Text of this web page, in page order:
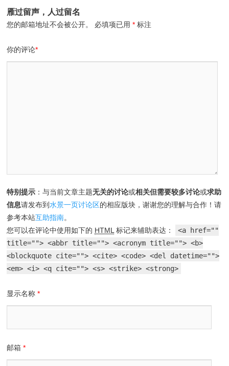
雁过留声，人过留名
您的邮箱地址不会被公开。 必填项已用* 标注
你的评论*
特别提示 ：与当前文章主题无关的讨论或相关但需要较多讨论或求助
信息请发布到水景一页讨论区的相应版块，谢谢您的理解与合作！请
参考本站互助指南。
您可以在评论中使用如下的 HTML 标记来辅助表达：
<a href=""
title=""> <abbr title=""> <acronym title=""> <b>
<blockquote cite=""> <cite> <code> <del datetime="">
<em> <i> <q cite=""> <s> <strike> <strong>
显示名称*
邮箱*